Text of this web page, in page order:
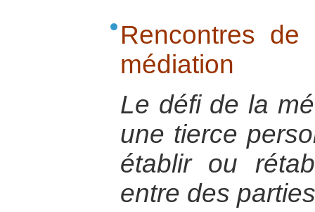
Rencontres
médiation
Le défi de la
une tierce
établir ou
entre des